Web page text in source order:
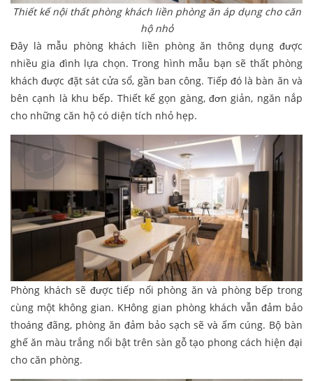
Thiết kế nội thất phòng khách liền phòng ăn áp dụng cho căn
hộ nhỏ
Đây là mẫu phòng khách liền phòng ăn thông dụng được
nhiều gia đình lựa chọn. Trong hình mẫu bạn sẽ thất phòng
khách được đặt sát cửa sổ, gần ban công. Tiếp đó là bàn ăn và
bên cạnh là khu bếp. Thiết kế gọn gàng, đơn giản, ngăn nắp
cho những căn hộ có diện tích nhỏ hẹp.
Phòng khách sẽ được tiếp nối phòng ăn và phòng bếp trong
cùng một không gian. KHông gian phòng khách vẫn đảm bảo
thoáng đãng, phòng ăn đảm bảo sạch sẽ và ấm cúng. Bộ bàn
ghế ăn màu trắng nổi bật trên sàn gỗ tạo phong cách hiện đại
cho căn phòng.